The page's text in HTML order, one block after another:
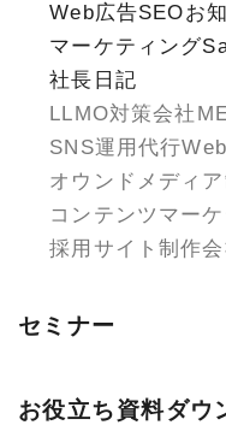
Web広告SEOお
マーケティング
社長日記
LLMO対策会社
SNS運用代行
オウンドメディ
コンテンツマー
採用サイト制作
セミナー
お役立ち資料ダウ